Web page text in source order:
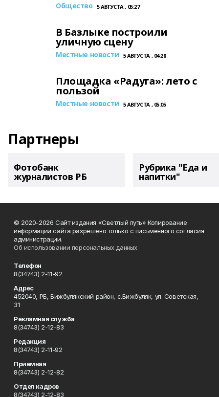
Общество 5 АВГУСТА , 05:27
В Базлыке построили
уличную сцену
Местные новости 5 АВГУСТА , 04:28
Площадка «Радуга»: лето с
пользой
Местные новости 5 АВГУСТА , 05:05
Партнеры
Фотобанк
журналистов РБ
Рубрика "Еда и
напитки"
© 2020-2026 Сайт издания «Светлый путь» Копирование
информации сайта разрешено только с письменного согласия
администрации.
Об использовании персональных данных
Телефон
8(34743) 2-11-92
Адрес
452040, РБ, Бижбулякский район, с.Бижбуляк, ул. Советская,
31
Рекламная служба
8(34743) 2-12-83
Редакция
8(34743) 2-11-92
Приемная
8(34743) 2-12-82
Отдел кадров
8(34743) 2-12-83